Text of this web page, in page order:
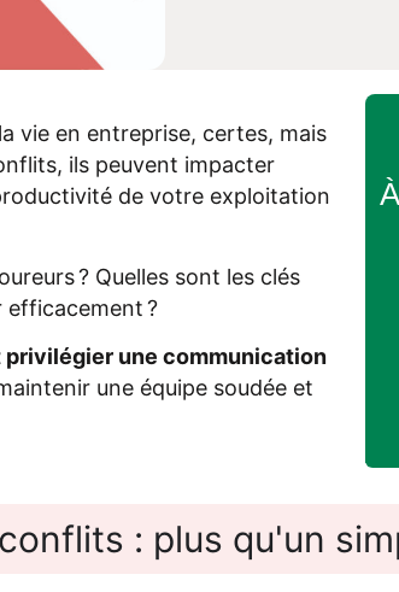
vie en entreprise, certes, mais
ils peuvent impacter
de votre exploitation
? Quelles sont les clés
efficacement ?
une communication
une équipe soudée et
: plus qu'un